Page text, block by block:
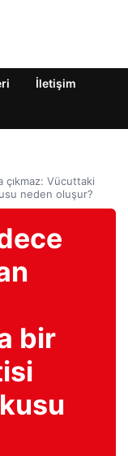
İletişim
çıkmaz: Vücuttaki
neden oluşur?
bir